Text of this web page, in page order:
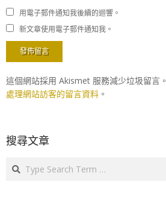
用電子郵件通知我後續的迴響。
新文章使用電子郵件通知我。
這個網站採用 Akismet 服務減少垃圾留言。
處理網站訪客的留言資料 。
搜尋文章
Search